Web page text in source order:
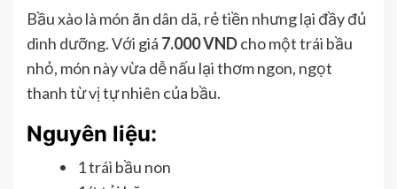
Bầu xào là món ăn dân dã, rẻ tiền nhưng lại đầy đủ
dinh dưỡng. Với giá 7.000 VNDcho một trái bầu
nhỏ, món này vừa dễ nấu lại thơm ngon, ngọt
thanh từ vị tự nhiên của bầu.
Nguyên liệu:
1 trái bầu non